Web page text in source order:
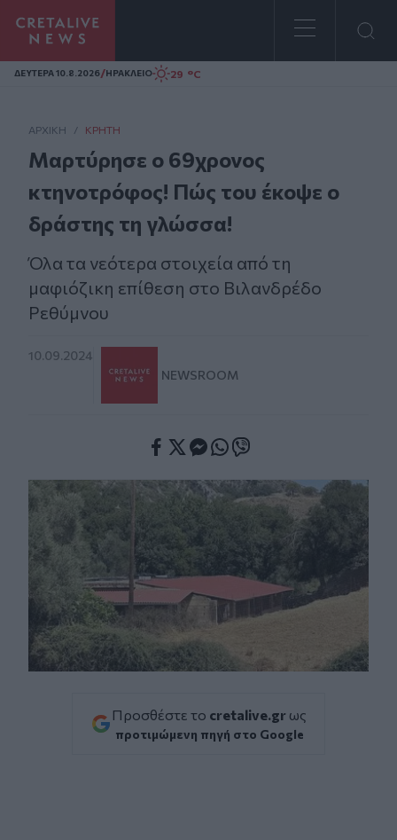
Homepage
ΔΕΥΤΕΡΑ 10.8.2026/ΗΡΑΚΛΕΙΟ 29 °C
ΑΡΧΙΚΗ / ΚΡΉΤΗ
Μαρτύρησε ο 69χρονος
κτηνοτρόφος! Πώς του έκοψε ο
δράστης τη γλώσσα!
Όλα τα νεότερα στοιχεία από τη
μαφιόζικη επίθεση στο Βιλανδρέδο
Ρεθύμνου
10.09.2024
NEWSROOM
Προσθέστε το cretalive.gr ως
προτιμώμενη πηγή στο Google